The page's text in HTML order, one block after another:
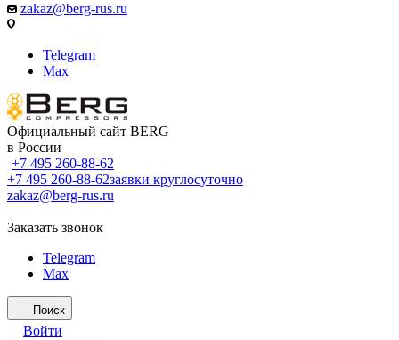
zakaz@berg-rus.ru
Telegram
Max
Официальный сайт BERG
в России
+7 495 260-88-62
+7 495 260-88-62заявки круглосуточно
zakaz@berg-rus.ru
Заказать звонок
Telegram
Max
Поиск
Войти